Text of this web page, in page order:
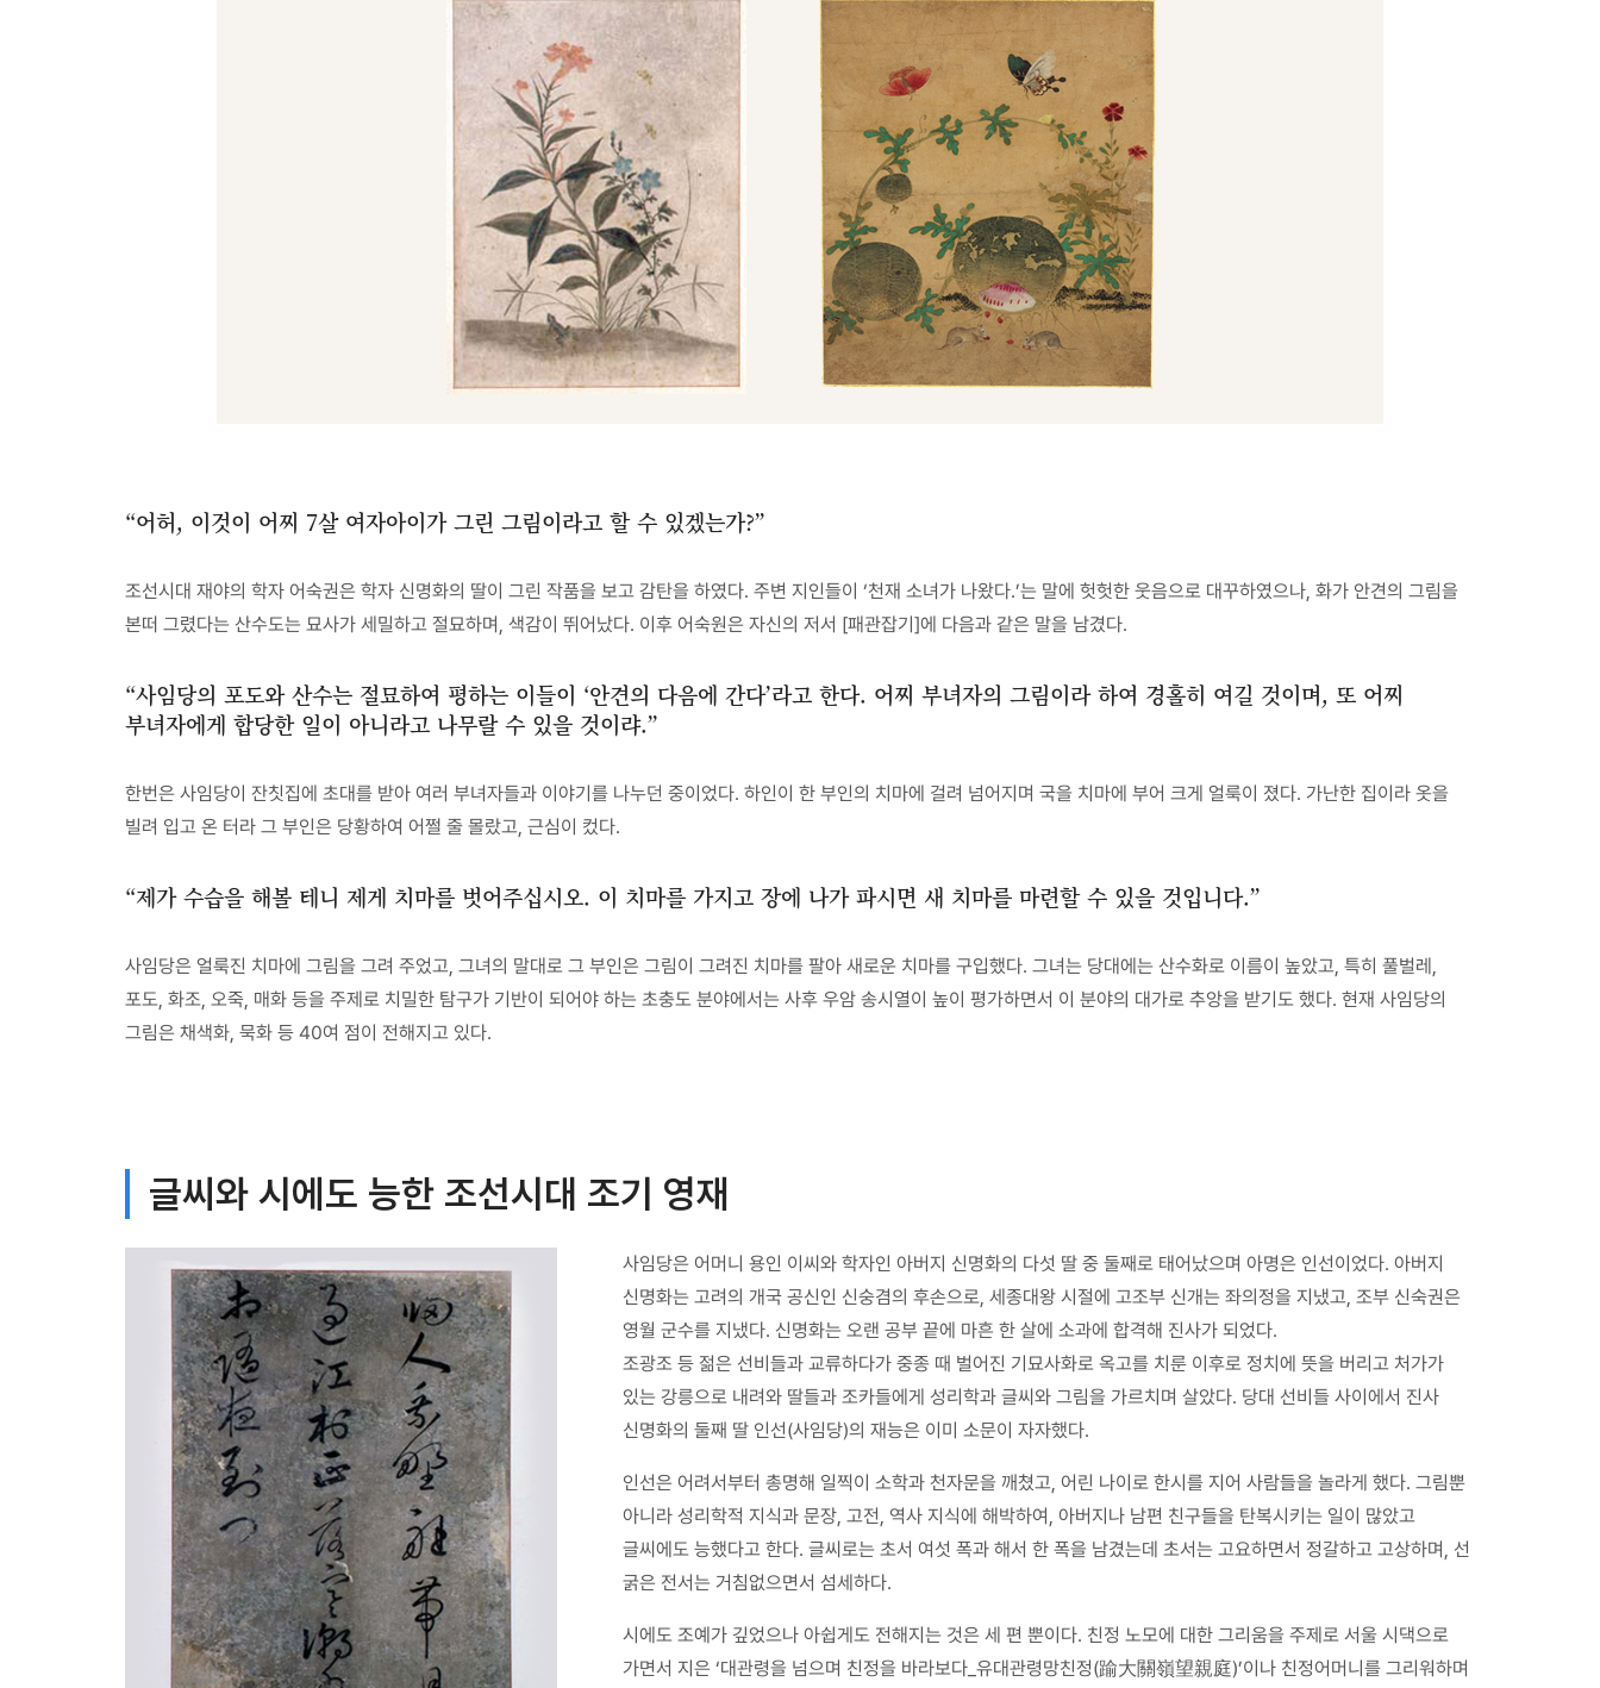
“어허, 이것이 어찌 7살 여자아이가 그린 그림이라고 할 수 있겠는가?”
조선시대 재야의 학자 어숙권은 학자 신명화의 딸이 그린 작품을 보고 감탄을 하였다. 주변 지인들이 ‘천재 소녀가 나왔다.’는 말에 헛헛한 웃음으로 대꾸하였으나, 화가 안견의 그림을
본떠 그렸다는 산수도는 묘사가 세밀하고 절묘하며, 색감이 뛰어났다. 이후 어숙원은 자신의 저서 [패관잡기]에 다음과 같은 말을 남겼다.
“사임당의 포도와 산수는 절묘하여 평하는 이들이 ‘안견의 다음에 간다’라고 한다. 어찌 부녀자의 그림이라 하여 경홀히 여길 것이며, 또 어찌
부녀자에게 합당한 일이 아니라고 나무랄 수 있을 것이랴.”
한번은 사임당이 잔칫집에 초대를 받아 여러 부녀자들과 이야기를 나누던 중이었다. 하인이 한 부인의 치마에 걸려 넘어지며 국을 치마에 부어 크게 얼룩이 졌다. 가난한 집이라 옷을
빌려 입고 온 터라 그 부인은 당황하여 어쩔 줄 몰랐고, 근심이 컸다.
“제가 수습을 해볼 테니 제게 치마를 벗어주십시오. 이 치마를 가지고 장에 나가 파시면 새 치마를 마련할 수 있을 것입니다.”
사임당은 얼룩진 치마에 그림을 그려 주었고, 그녀의 말대로 그 부인은 그림이 그려진 치마를 팔아 새로운 치마를 구입했다. 그녀는 당대에는 산수화로 이름이 높았고, 특히 풀벌레,
포도, 화조, 오죽, 매화 등을 주제로 치밀한 탐구가 기반이 되어야 하는 초충도 분야에서는 사후 우암 송시열이 높이 평가하면서 이 분야의 대가로 추앙을 받기도 했다. 현재 사임당의
그림은 채색화, 묵화 등 40여 점이 전해지고 있다.
글씨와 시에도 능한 조선시대 조기 영재
사임당은 어머니 용인 이씨와 학자인 아버지 신명화의 다섯 딸 중 둘째로 태어났으며 아명은 인선이었다. 아버지
신명화는 고려의 개국 공신인 신숭겸의 후손으로, 세종대왕 시절에 고조부 신개는 좌의정을 지냈고, 조부 신숙권은
영월 군수를 지냈다. 신명화는 오랜 공부 끝에 마흔 한 살에 소과에 합격해 진사가 되었다.
조광조 등 젊은 선비들과 교류하다가 중종 때 벌어진 기묘사화로 옥고를 치룬 이후로 정치에 뜻을 버리고 처가가
있는 강릉으로 내려와 딸들과 조카들에게 성리학과 글씨와 그림을 가르치며 살았다. 당대 선비들 사이에서 진사
신명화의 둘째 딸 인선(사임당)의 재능은 이미 소문이 자자했다.
인선은 어려서부터 총명해 일찍이 소학과 천자문을 깨쳤고, 어린 나이로 한시를 지어 사람들을 놀라게 했다. 그림뿐
아니라 성리학적 지식과 문장, 고전, 역사 지식에 해박하여, 아버지나 남편 친구들을 탄복시키는 일이 많았고
글씨에도 능했다고 한다. 글씨로는 초서 여섯 폭과 해서 한 폭을 남겼는데 초서는 고요하면서 정갈하고 고상하며, 선
굵은 전서는 거침없으면서 섬세하다.
시에도 조예가 깊었으나 아쉽게도 전해지는 것은 세 편 뿐이다. 친정 노모에 대한 그리움을 주제로 서울 시댁으로
가면서 지은 ‘대관령을 넘으며 친정을 바라보다_유대관령망친정(踰大關嶺望親庭)’이나 친정어머니를 그리워하며